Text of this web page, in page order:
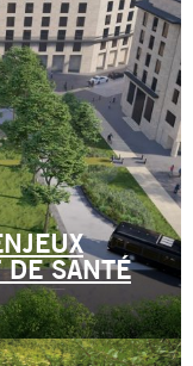
DE SANTÉ